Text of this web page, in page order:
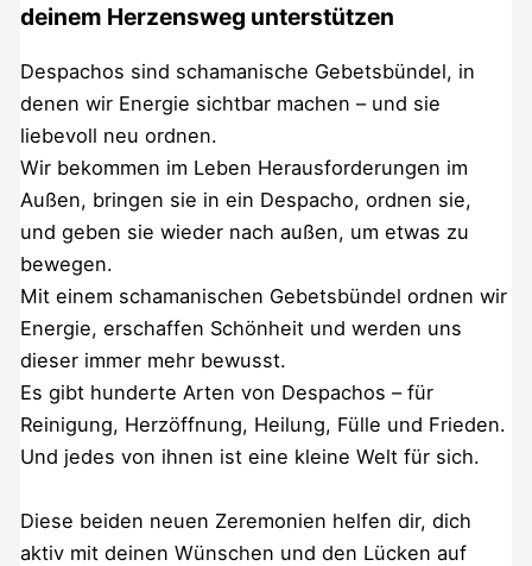
deinem Herzensweg unterstützen
Despachos sind schamanische Gebetsbündel, in
denen wir Energie sichtbar machen – und sie
liebevoll neu ordnen.
Wir bekommen im Leben Herausforderungen im
Außen, bringen sie in ein Despacho, ordnen sie,
und geben sie wieder nach außen, um etwas zu
bewegen.
Mit einem schamanischen Gebetsbündel ordnen wir
Energie, erschaffen Schönheit und werden uns
dieser immer mehr bewusst.
Es gibt hunderte Arten von Despachos – für
Reinigung, Herzöffnung, Heilung, Fülle und Frieden.
Und jedes von ihnen ist eine kleine Welt für sich.
Diese beiden neuen Zeremonien helfen dir, dich
aktiv mit deinen Wünschen und den Lücken auf